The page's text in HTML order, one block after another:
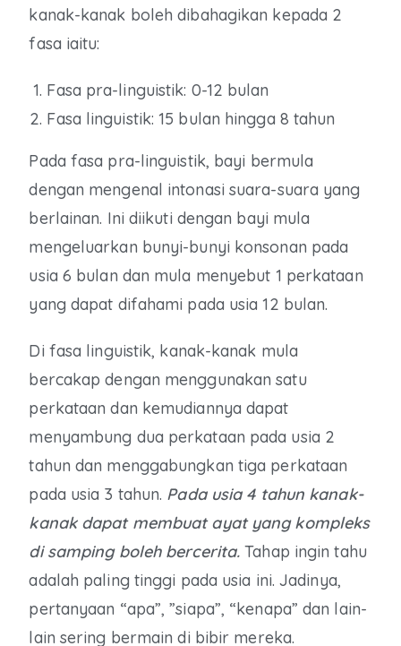
kanak-kanak boleh dibahagikan kepada 2
fasa iaitu:
Fasa pra-linguistik: 0-12 bulan
Fasa linguistik: 15 bulan hingga 8 tahun
Pada fasa pra-linguistik, bayi bermula
dengan mengenal intonasi suara-suara yang
berlainan. Ini diikuti dengan bayi mula
mengeluarkan bunyi-bunyi konsonan pada
usia 6 bulan dan mula menyebut 1 perkataan
yang dapat difahami pada usia 12 bulan.
Di fasa linguistik, kanak-kanak mula
bercakap dengan menggunakan satu
perkataan dan kemudiannya dapat
menyambung dua perkataan pada usia 2
tahun dan menggabungkan tiga perkataan
pada usia 3 tahun. Pada usia 4 tahun kanak-
kanak dapat membuat ayat yang kompleks
di samping boleh bercerita. Tahap ingin tahu
adalah paling tinggi pada usia ini. Jadinya,
pertanyaan “apa”, ”siapa”, “kenapa” dan lain-
lain sering bermain di bibir mereka.